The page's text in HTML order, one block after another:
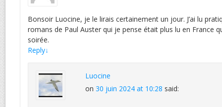
Bonsoir Luocine, je le lirais certainement un jour. J’ai lu
romans de Paul Auster qui je pense était plus lu en France
soirée.
Reply↓
Luocine
on 30 juin 2024 at 10:28 said: